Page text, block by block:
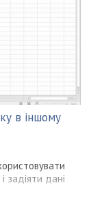
в іншому
задіяти дані